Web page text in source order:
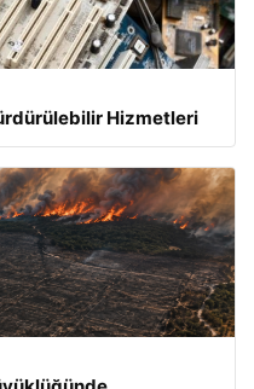
Hizmetleri